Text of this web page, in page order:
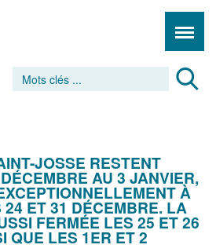
JOSSE RESTENT
AU 3 JANVIER,
À
ET 31 DÉCEMBRE. LA
FERMÉE LES 25 ET 26
QUE LES 1ER ET 2